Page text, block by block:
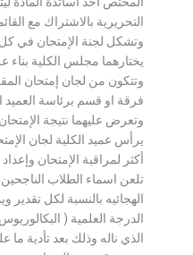
التحريرية بالاشتراك مع
وتشكل لجنة الإمتحان في
يختارهما مجلس الكلية
وتتكون من لجان إمتحان
فرقة او قسم برئاسة
وتعرض عليهما نتيجة
يرأس عميد الكلية لجان
أكثر لمراقبة الإمتحان وإعداد
تلعن اسماء الطلاب
الهجائيه بالنسبة لكل تقدير
الدرجة العلمية (
الذي ناله وذلك بعد تأدية